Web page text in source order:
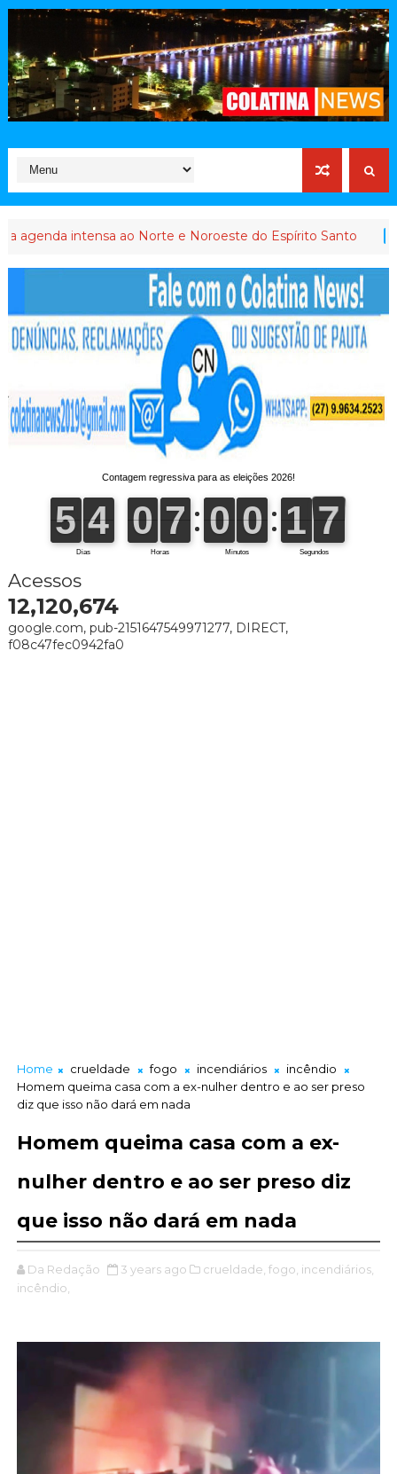
ao Norte e Noroeste do Espírito Santo INTERVENÇÃO
Acessos
12,120,674
google.com, pub-2151647549971277, DIRECT,
f08c47fec0942fa0
Home crueldade fogo incendiários
incêndio
Homem queima casa com a ex-nulher dentro e ao ser preso
diz que isso não dará em nada
Homem queima casa com a ex-
nulher dentro e ao ser preso diz
que isso não dará em nada
Da Redação 3 years ago crueldade, fogo, incendiários,
incêndio,